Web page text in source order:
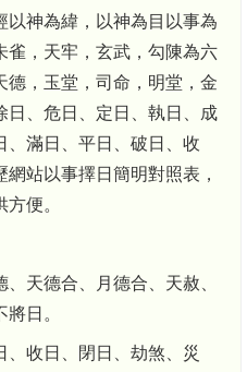
以神為緯，以神為目以事為
雀，天牢，玄武，勾陳為六
德，玉堂，司命，明堂，金
日、危日、定日、執日、成
、滿日、平日、破日、收
站以事擇日簡明對照表，
便。
天德合、月德合、天赦、
日。
收日、閉日、劫煞、災